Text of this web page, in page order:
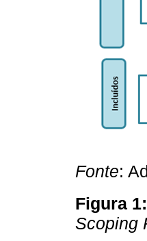
Fonte:
Figura 1:
Scoping